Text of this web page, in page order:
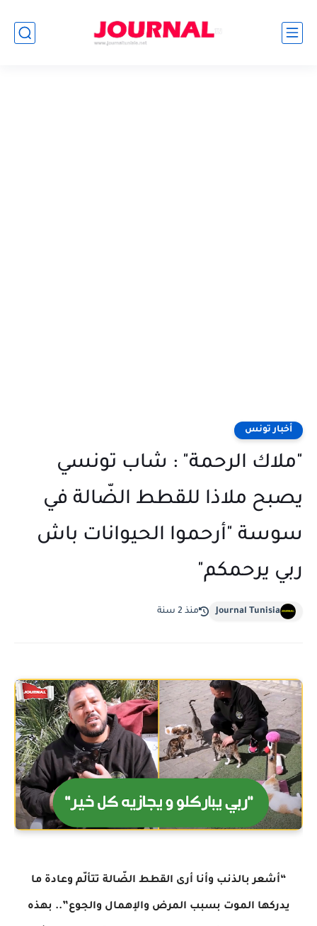
أخبار تونس
"ملاك الرحمة" : شاب تونسي
يصبح ملاذا للقطط الضّالة في
سوسة "أرحموا الحيوانات باش
ربي يرحمكم"
Journal Tunisia منذ 2 سنة
“أشعر بالذنب وأنا أرى القطط الضّالة تتألّم وعادة ما
يدركها الموت بسبب المرض والإهمال والجوع”.. بهذه